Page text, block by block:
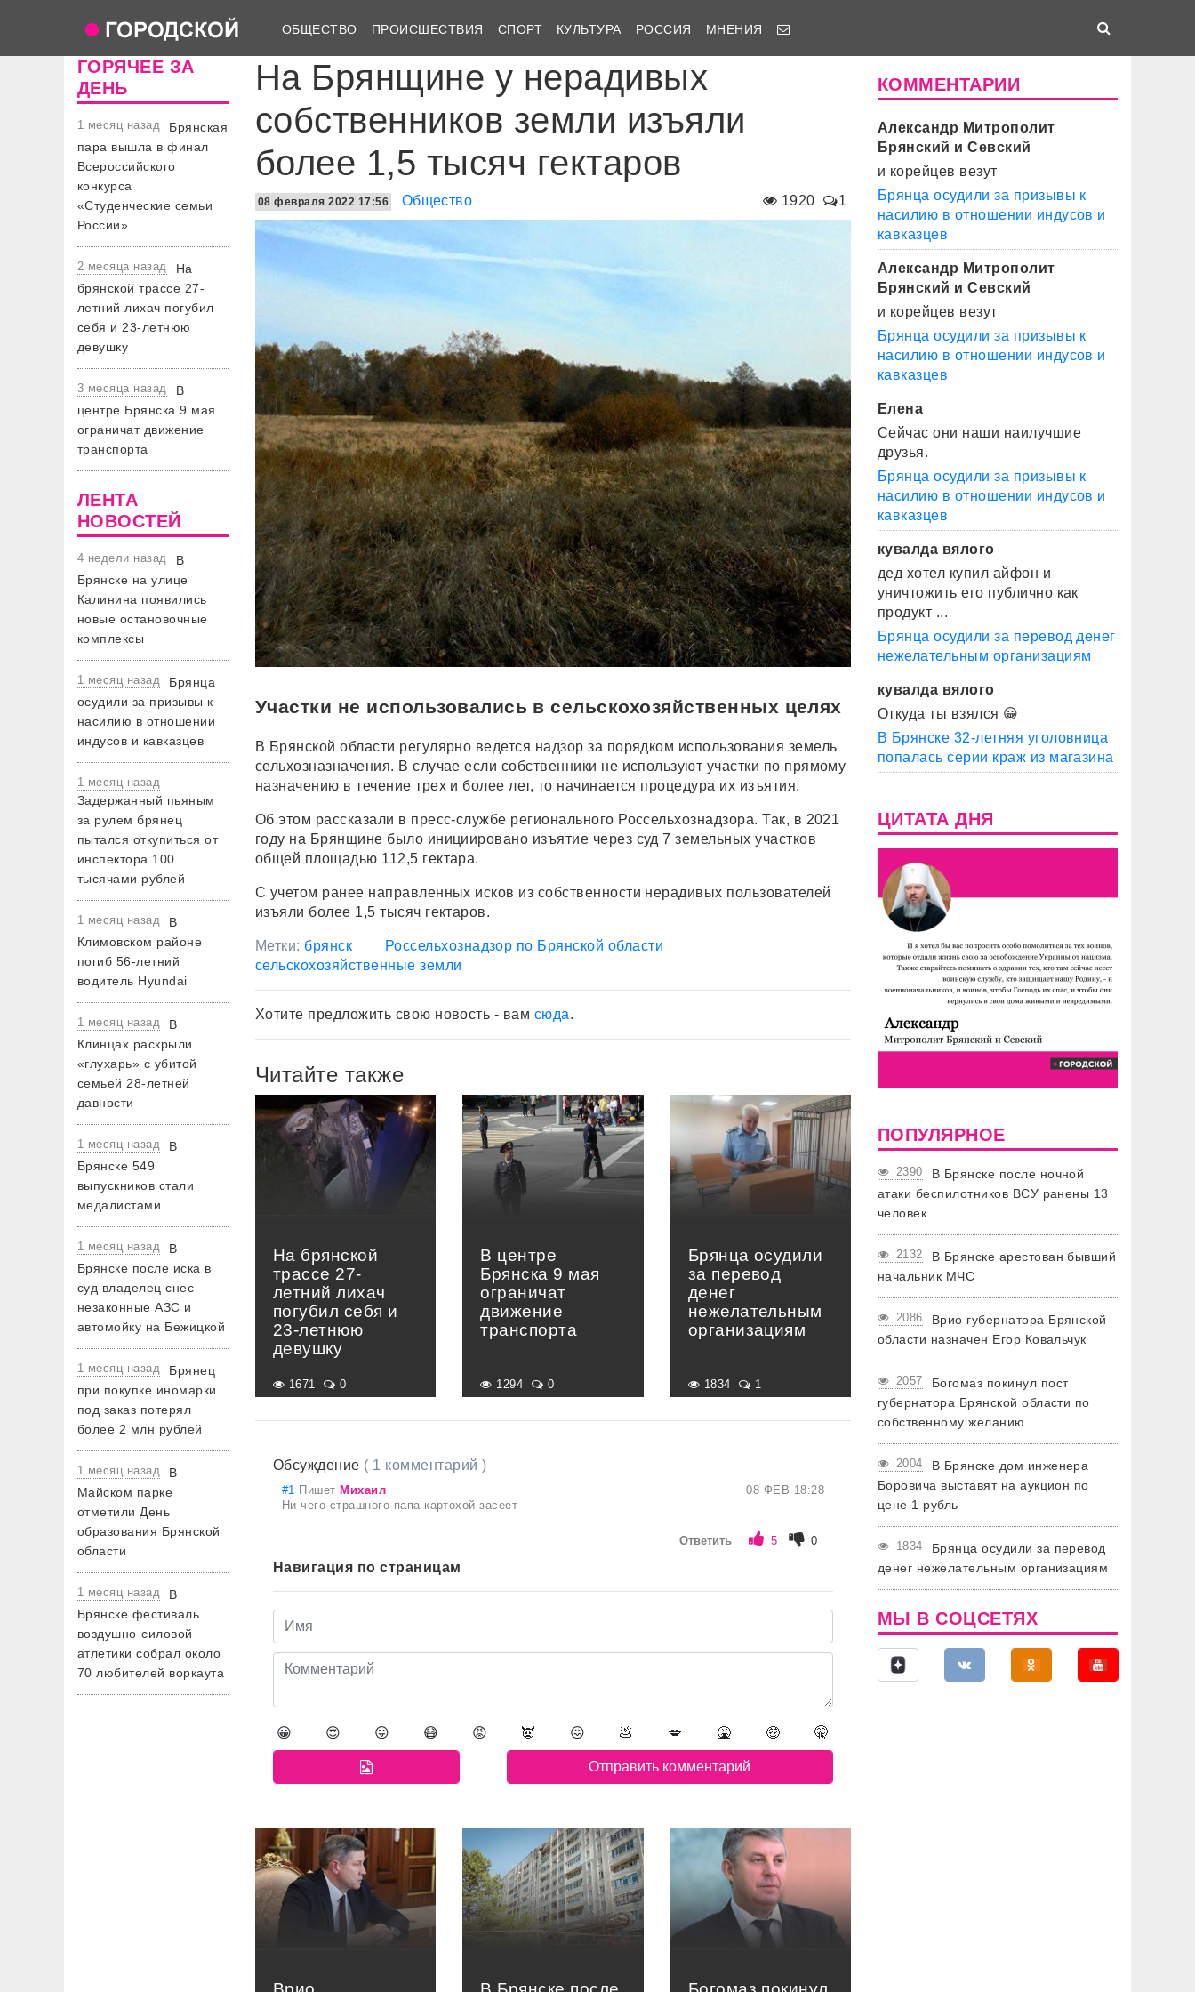
ОБЩЕСТВО ПРОИСШЕСТВИЯ СПОРТ КУЛЬТУРА РОССИЯ МНЕНИЯ
ГОРЯЧЕЕ ЗА
ДЕНЬ
1 месяц назад
Брянская
пара вышла в финал
Всероссийского
конкурса
«Студенческие семьи
России»
2 месяца назад
На
брянской трассе 27-
летний лихач погубил
себя и 23-летнюю
девушку
3 месяца назад
В
центре Брянска 9 мая
ограничат движение
транспорта
ЛЕНТА
НОВОСТЕЙ
4 недели назад
В
Брянске на улице
Калинина появились
новые остановочные
комплексы
1 месяц назад
Брянца
осудили за призывы к
насилию в отношении
индусов и кавказцев
1 месяц назад
Задержанный пьяным
за рулем брянец
пытался откупиться от
инспектора 100
тысячами рублей
1 месяц назад
В
Климовском районе
погиб 56-летний
водитель Hyundai
1 месяц назад
В
Клинцах раскрыли
«глухарь» с убитой
семьей 28-летней
давности
1 месяц назад
В
Брянске 549
выпускников стали
медалистами
1 месяц назад
В
Брянске после иска в
суд владелец снес
незаконные АЗС и
автомойку на Бежицкой
1 месяц назад
Брянец
при покупке иномарки
под заказ потерял
более 2 млн рублей
1 месяц назад
В
Майском парке
отметили День
образования Брянской
области
1 месяц назад
В
Брянске фестиваль
воздушно-силовой
атлетики собрал около
70 любителей воркаута
На Брянщине у нерадивых
собственников земли изъяли
более 1,5 тысяч гектаров
1920 1
08 февраля 2022 17:56 Общество
Участки не использовались в сельскохозяйственных целях
В Брянской области регулярно ведется надзор за порядком использования земель
сельхозназначения. В случае если собственники не используют участки по прямому
назначению в течение трех и более лет, то начинается процедура их изъятия.
Об этом рассказали в пресс-службе регионального Россельхознадзора. Так, в 2021
году на Брянщине было инициировано изъятие через суд 7 земельных участков
общей площадью 112,5 гектара.
С учетом ранее направленных исков из собственности нерадивых пользователей
изъяли более 1,5 тысяч гектаров.
Метки: брянск
Россельхознадзор по Брянской области
сельскохозяйственные земли
Хотите предложить свою новость - вам сюда.
Читайте также
На брянской
трассе 27-
летний лихач
погубил себя и
23-летнюю
девушку
1671 0
В центре
Брянска 9 мая
ограничат
движение
транспорта
1294 0
Брянца осудили
за перевод
денег
нежелательным
организациям
1834 1
Обсуждение ( 1 комментарий )
#1 ПишетМихаил
08 ФЕВ 18:28
Ни чего страшного папа картохой засеет
Ответить 5 0
Навигация по страницам
😀 😍 😛 😷 😡 👿 😖 💩 💋 🤮 🤑 🤫
КОММЕНТАРИИ
Александр Митрополит
Брянский и Севский
и корейцев везут
Брянца осудили за призывы к
насилию в отношении индусов и
кавказцев
Александр Митрополит
Брянский и Севский
и корейцев везут
Брянца осудили за призывы к
насилию в отношении индусов и
кавказцев
Елена
Сейчас они наши наилучшие
друзья.
Брянца осудили за призывы к
насилию в отношении индусов и
кавказцев
кувалда вялого
дед хотел купил айфон и
уничтожить его публично как
продукт ...
Брянца осудили за перевод денег
нежелательным организациям
кувалда вялого
Откуда ты взялся 😀
В Брянске 32-летняя уголовница
попалась серии краж из магазина
ЦИТАТА ДНЯ
ПОПУЛЯРНОЕ
2390
В Брянске после ночной
атаки беспилотников ВСУ ранены 13
человек
2132
В Брянске арестован бывший
начальник МЧС
2086
Врио губернатора Брянской
области назначен Егор Ковальчук
2057
Богомаз покинул пост
губернатора Брянской области по
собственному желанию
2004
В Брянске дом инженера
Боровича выставят на аукцион по
цене 1 рубль
1834
Брянца осудили за перевод
денег нежелательным организациям
МЫ В СОЦСЕТЯХ